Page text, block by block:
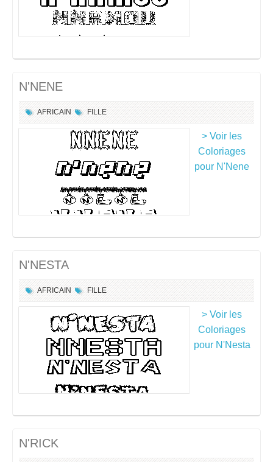
N'NENE
AFRICAIN FILLE
> Voir les
Coloriages
pour N'Nene
N'NESTA
AFRICAIN FILLE
> Voir les
Coloriages
pour N'Nesta
N'RICK